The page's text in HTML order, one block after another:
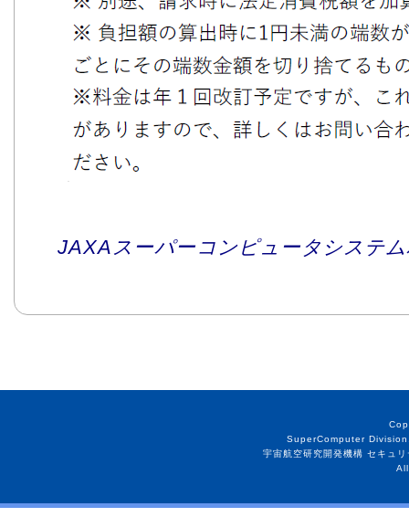
JAXAスーパーコンピュータシステ
SuperComputer
宇宙航空研究開発機構 セキュ